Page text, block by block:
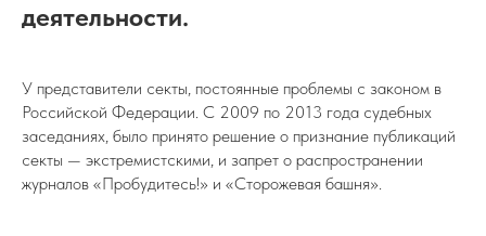
деятельности.
У представители секты, постоянные проблемы с законом в
Российской Федерации. С 2009 по 2013 года судебных
заседаниях, было принято решение о признание публикаций
секты — экстремистскими, и запрет о распространении
журналов «Пробудитесь!» и «Сторожевая башня».